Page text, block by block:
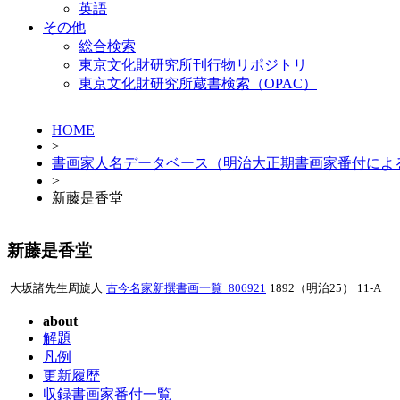
英語
その他
総合検索
東京文化財研究所刊行物リポジトリ
東京文化財研究所蔵書検索（OPAC）
HOME
>
書画家人名データベース（明治大正期書画家番付によ
>
新藤是香堂
新藤是香堂
大坂諸先生周旋人 古今名家新撰書画一覧_806921 1892（明治25） 11-A
about
解題
凡例
更新履歴
収録書画家番付一覧